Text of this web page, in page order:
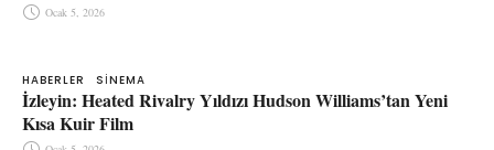
Ocak 5, 2026
HABERLER SINEMA
İzleyin: Heated Rivalry Yıldızı Hudson Williams’tan Yeni
Kısa Kuir Film